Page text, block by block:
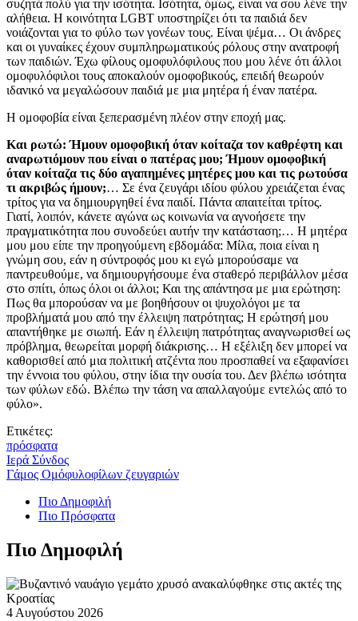
συζητά πολύ για την ισότητα. Ισότητα, όμως, είναι να σου λένε την
αλήθεια. Η κοινότητα LGBT υποστηρίζει ότι τα παιδιά δεν
νοιάζονται για το φύλο των γονέων τους. Είναι ψέμα… Οι άνδρες
και οι γυναίκες έχουν συμπληρωματικούς ρόλους στην ανατροφή
των παιδιών. Έχω φίλους ομοφυλόφιλους που μου λένε ότι άλλοι
ομοφυλόφιλοι τους αποκαλούν ομοφοβικούς, επειδή θεωρούν
ιδανικό να μεγαλώσουν παιδιά με μια μητέρα ή έναν πατέρα.
Η ομοφοβία είναι ξεπερασμένη πλέον στην εποχή μας.
Και ρωτώ: Ήμουν ομοφοβική όταν κοίταζα τον καθρέφτη και
αναρωτιόμουν που είναι ο πατέρας μου; Ήμουν ομοφοβική
όταν κοίταζα τις δύο αγαπημένες μητέρες μου και τις ρωτούσα
τι ακριβώς ήμουν;… Σε ένα ζευγάρι ιδίου φύλου χρειάζεται ένας
τρίτος για να δημιουργηθεί ένα παιδί. Πάντα απαιτείται τρίτος.
Γιατί, λοιπόν, κάνετε αγώνα ως κοινωνία να αγνοήσετε την
πραγματικότητα που συνοδεύει αυτήν την κατάσταση;… Η μητέρα
μου μου είπε την προηγούμενη εβδομάδα: Μίλα, ποια είναι η
γνώμη σου, εάν η σύντροφός μου κι εγώ μπορούσαμε να
παντρευθούμε, να δημιουργήσουμε ένα σταθερό περιβάλλον μέσα
στο σπίτι, όπως όλοι οι άλλοι; Και της απάντησα με μια ερώτηση:
Πως θα μπορούσαν να με βοηθήσουν οι ψυχολόγοι με τα
προβλήματά μου από την έλλειψη πατρότητας; Η ερώτησή μου
απαντήθηκε με σιωπή. Εάν η έλλειψη πατρότητας αναγνωρισθεί ως
πρόβλημα, θεωρείται μορφή διάκρισης… Η εξέλιξη δεν μπορεί να
καθορισθεί από μια πολιτική ατζέντα που προσπαθεί να εξαφανίσει
την έννοια του φύλου, στην ίδια την ουσία του. Δεν βλέπω ισότητα
των φύλων εδώ. Βλέπω την τάση να απαλλαγούμε εντελώς από το
φύλο».
Ετικέτες:
πρόσφατα
Ιερά Σύνδος
Γάμος Ομόφυλοφίλων ζευγαριών
Πιο Δημοφιλή
Πιο Πρόσφατα
Πιο Δημοφιλή
4 Αυγούστου 2026